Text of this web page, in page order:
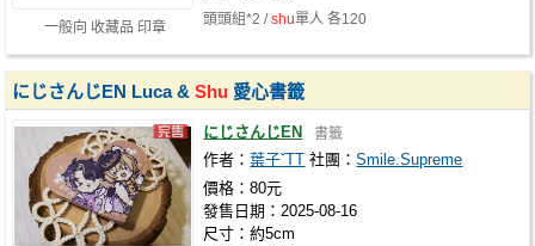
一般向 收藏品 印章 頭頭組*2 /shu單人 各120
にじさんじEN Luca &Shu 愛心書籤
にじさんじEN 書籤
作者：葉子ˇTT 社團：Smile.Supreme
價格：80元
發售日期：2025-08-16
尺寸：約5cm